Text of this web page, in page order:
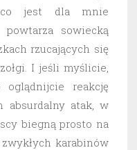
co jest dla mnie
sowiecką
rzucających się
I jeśli myślicie,
reakcję
absurdalny atak, w
biegną prosto na
karabinów